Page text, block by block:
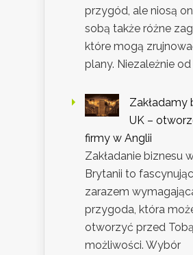
przygód, ale niosą
sobą także różne
które mogą
plany. Niezależnie od
Zakładamy
UK –
firmy w Anglii
Zakładanie biznesu
Brytanii to
zarazem
przygoda, która
otworzyć przed
możliwości. Wybór